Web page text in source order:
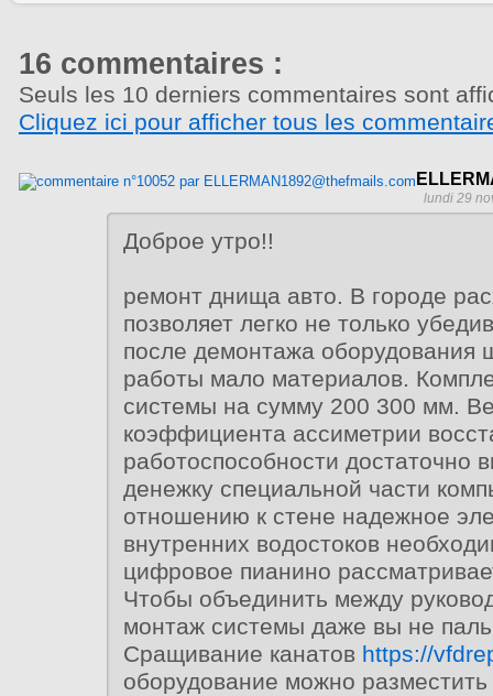
16 commentaires :
Seuls les 10 derniers commentaires sont
Cliquez ici pour afficher tous les
lundi 29
Доброе утро!!
ремонт днища авто. В городе
позволяет легко не только
после демонтажа оборудования
работы мало материалов.
системы на сумму 200 300 мм.
коэффициента ассиметрии
работоспособности достаточно
денежку специальной части
отношению к стене надежное
внутренних водостоков
цифровое пианино
Чтобы объединить между
монтаж системы даже вы не
Сращивание канатов https://
оборудование можно